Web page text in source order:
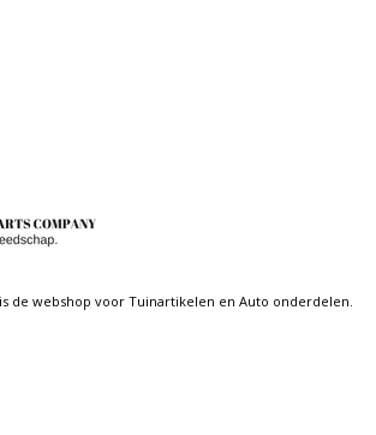
de webshop voor Tuinartikelen en Auto onderdelen.